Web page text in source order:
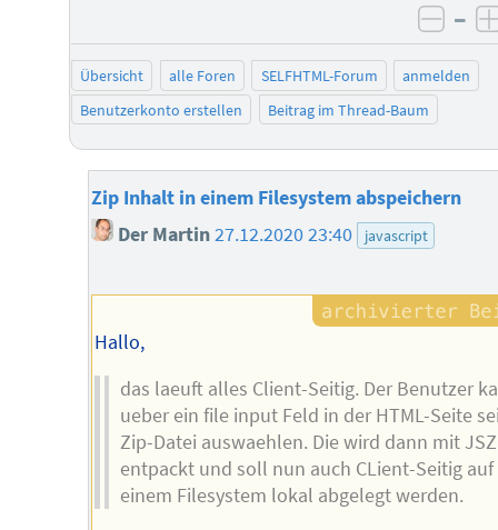
–
Übersicht alle Foren SELFHTML-Forum
anmelden
Benutzerkonto erstellen
Beitrag im Thread-Baum
Zip Inhalt in einem Filesystem abspeichern
Der Martin27.12.2020 23:40 javascript
Hallo,
das laeuft alles Client-Seitig. Der Benutzer
ueber ein file input Feld in der HTML-Seite
Zip-Datei auswaehlen. Die wird dann mit
entpackt und soll nun auch CLient-Seitig auf
einem Filesystem lokal abgelegt werden.